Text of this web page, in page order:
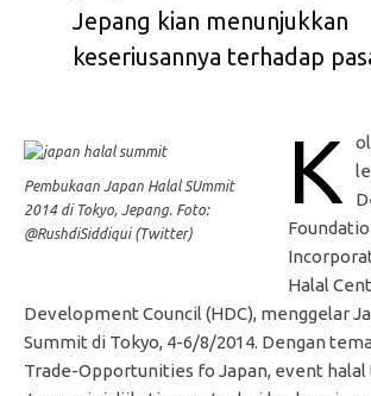
Jepang kian menunjukkan
keseriusannya terhadap
Pembukaan Japan Halal SUmmit
2014 di Tokyo, Jepang. Foto:
@RushdiSiddiqui (Twitter)
K
Halal
Development Council (HDC), menggelar
Summit di Tokyo, 4-6/8/2014. Dengan
Trade-Opportunities fo Japan, event